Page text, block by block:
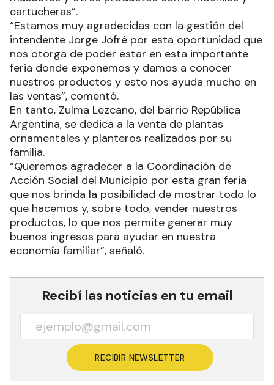
cartucheras”.
“Estamos muy agradecidas con la gestión del
intendente Jorge Jofré por esta oportunidad que
nos otorga de poder estar en esta importante
feria donde exponemos y damos a conocer
nuestros productos y esto nos ayuda mucho en
las ventas”, comentó.
En tanto, Zulma Lezcano, del barrio República
Argentina, se dedica a la venta de plantas
ornamentales y planteros realizados por su
familia.
“Queremos agradecer a la Coordinación de
Acción Social del Municipio por esta gran feria
que nos brinda la posibilidad de mostrar todo lo
que hacemos y, sobre todo, vender nuestros
productos, lo que nos permite generar muy
buenos ingresos para ayudar en nuestra
economía familiar”, señaló.
Recibí las noticias en tu email
RECIBIR NEWSLETTER